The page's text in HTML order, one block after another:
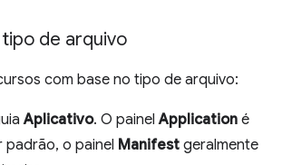
de arquivo
com base no tipo de arquivo:
Aplicativo. O painelApplication é
padrão, o painel Manifest geralmente